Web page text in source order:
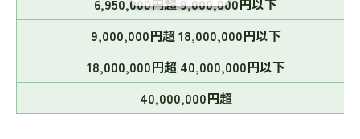
6,950,000円超 9,000,000円以下
9,000,000円超 18,000,000円以下
18,000,000円超 40,000,000円以下
40,000,000円超